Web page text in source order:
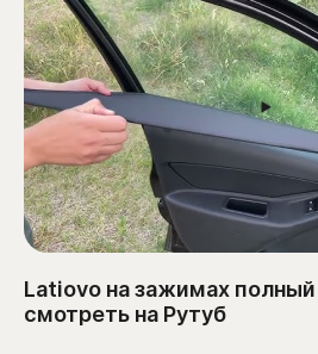
Latiovo на зажимах
смотреть на Рутуб